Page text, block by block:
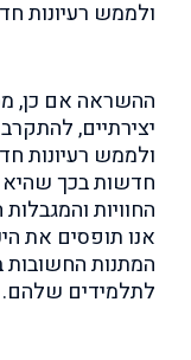
ולממש רעיונות
ההשראה אם כן,
יצירתיים,
ולממש רעיונות
חדשות בכך
החוויות
אנו תופסים את
המתנות החשובות
לתלמידים שלהם.